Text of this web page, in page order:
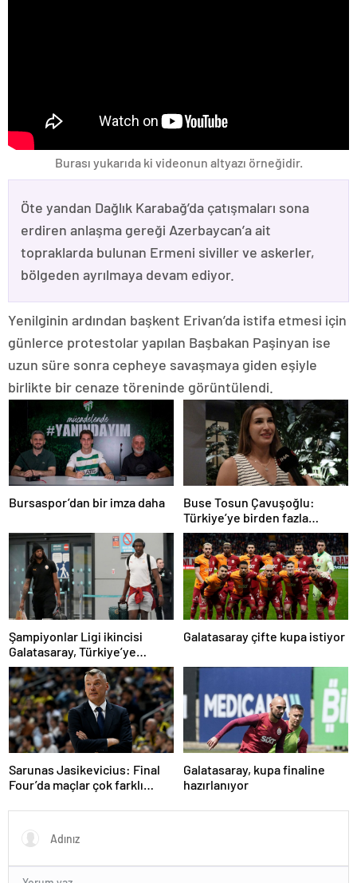
Burası yukarıda ki videonun altyazı örneğidir.
Öte yandan Dağlık Karabağ’da çatışmaları sona
erdiren anlaşma gereği Azerbaycan’a ait
topraklarda bulunan Ermeni siviller ve askerler,
bölgeden ayrılmaya devam ediyor.
Yenilginin ardından başkent Erivan’da istifa etmesi için
günlerce protestolar yapılan Başbakan Paşinyan ise
uzun süre sonra cepheye savaşmaya giden eşiyle
birlikte bir cenaze töreninde görüntülendi.
Bursaspor’dan bir imza daha
Buse Tosun Çavuşoğlu:
Türkiye’ye birden fazla
madalya getireceğine
inanıyorum
Şampiyonlar Ligi ikincisi
Galatasaray, Türkiye’ye
döndü
Galatasaray çifte kupa istiyor
Sarunas Jasikevicius: Final
Four’da maçlar çok farklı
Galatasaray, kupa finaline
hazırlanıyor